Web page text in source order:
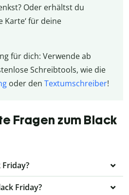
Oder erhältst du
Karte‘ für deine
für dich: Verwende ab
Schreibtools, wie die
oder den Textumschreiber!
Fragen zum Black
Friday?